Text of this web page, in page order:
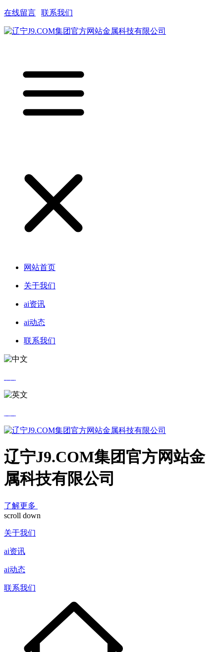
在线留言 联系我们
网站首页
关于我们
ai资讯
ai动态
联系我们
辽宁J9.COM集团官方网站金
属科技有限公司
了解更多
scroll down
关于我们
ai资讯
ai动态
联系我们